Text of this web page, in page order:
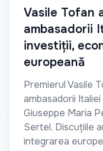
Vasile Tofan
ambasadorii
investiții,
europeană
Premierul Vasile
ambasadorii
Giuseppe Maria
Sertel. Discuțiile
integrarea